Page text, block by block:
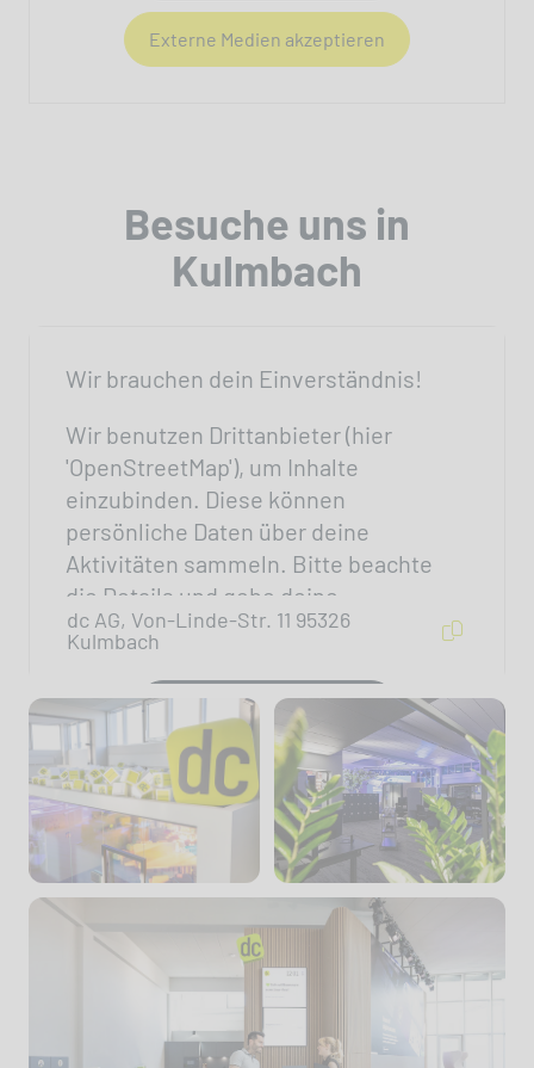
Externe Medien akzeptieren
Besuche uns in
Kulmbach
Wir brauchen dein Einverständnis!
Wir benutzen Drittanbieter (hier
'OpenStreetMap'), um Inhalte
einzubinden. Diese können
persönliche Daten über deine
Aktivitäten sammeln. Bitte beachte
die Details und gebe deine
Einwilligung.
Einstellungen
Externe Medien akzeptieren
dc AG, Von-Linde-Str. 11 95326
Kulmbach